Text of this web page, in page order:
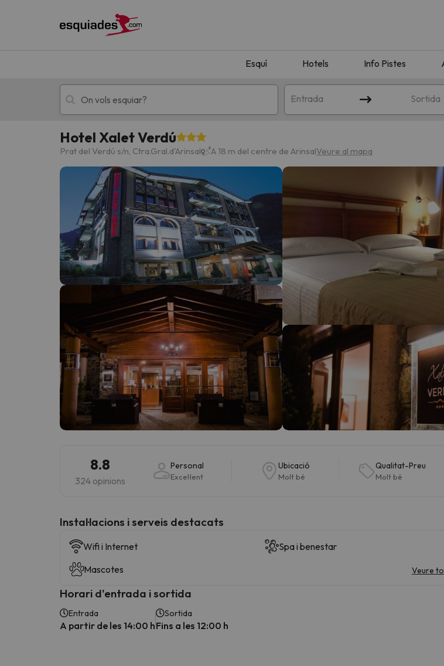
Esquí Hotels Info Pistes
Entrada Sortida
Esquí Escapades
!Vaja! No hem trobat resultats que coincideixin amb la teva cerca. Intenteu modificar la
Vaja! Sembla que el nostre cercador ha perdut el nord. Quan trobi la seva brúixola torna.
Hotel Xalet Verdú
Prat del Verdú s/n, Ctra.Gral.d'Arinsal A 18 m del centre de ArinsalVeure al mapa
8.8
324 opinions
Personal
Excel·lent
Ubicació
Molt bé
Qualitat-Preu
Molt bé
Instal·lacions i serveis destacats
Wifi i Internet
Spa i benestar
Mascotes
Veure
Horari d'entrada i sortida
Entrada
A partir de les 14:00 h
Sortida
Fins a les 12:00 h